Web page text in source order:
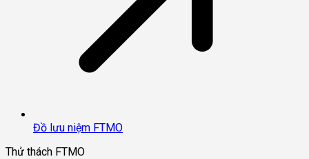
Đồ lưu niệm FTMO
Thử thách FTMO